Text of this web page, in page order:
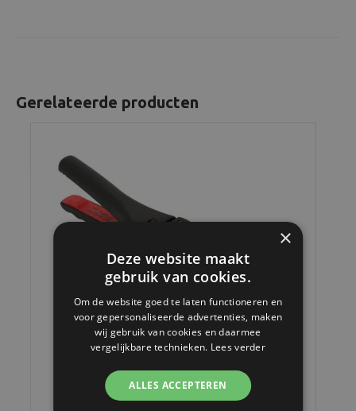
Gerelateerde producten
×
Deze website maakt
gebruik van cookies.
Om de website goed te laten functioneren en
voor gepersonaliseerde advertenties, maken
wij gebruik van cookies en daarmee
vergelijkbare technieken. Lees verder
ALLES ACCEPTEREN